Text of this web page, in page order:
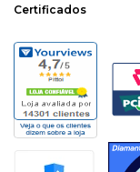
Certificados